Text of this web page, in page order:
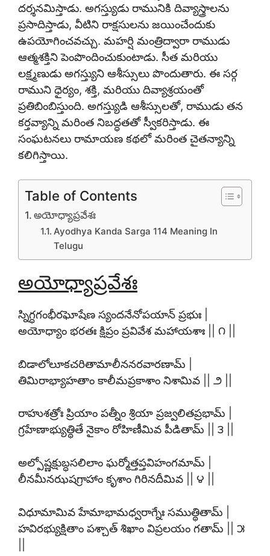
దర్శనమిస్తాడు. అగస్త్యుడు రామునికి దివ్యాస్త్రాలను
ప్రసాదిస్తాడు, వీటిని రాక్షసులను జయించేందుకు
ఉపయోగించవచ్చు. మహర్షి మంత్రిద్వారా రాముడు
ఆత్మశక్తిని పెంపొందించుకుంటాడు. సీత మరియు
లక్ష్మణుడు అగస్త్యుని ఆశీస్సులు పొందుతారు. ఈ సర్గ
రాముని ధైర్యం, శక్తి, మరియు దివ్యాశ్రయంతో
ప్రతిబింబిస్తుంది. అగస్త్యుడి ఆశీస్సులతో, రాముడు తన
కర్తవ్యాన్ని మరింత నిబద్ధతతో స్వీకరిస్తాడు. ఈ
సంఘటనలు రామాయణ కథలో మరింత చైతన్యాన్ని
కలిగిస్తాయి.
Table of Contents
అయోధ్యాప్రవేశః
Ayodhya Kanda Sarga 114 Meaning In
Telugu
అయోధ్యాప్రవేశః
స్నిగ్ధగంభీరఘోషేణ స్యందనేనోపయాన్ ప్రభుః |
అయోధ్యాం భరతః క్షిప్రం ప్రవివేశ మహాయశాః || ౧ ||
బిడాలోలూకచరితామాలీననరవారణామ్ |
తిమిరాభ్యాహతాం కాలీమప్రకాశాం నిశామివ || ౨ ||
రాహుశత్రోః ప్రియాం పత్నీం శ్రియా ప్రజ్వలితప్రభామ్ |
గ్రహేణాభ్యుత్థితే నైకాం రోహిణీమివ పీడితామ్ || ౩ ||
అల్పోష్ణక్షుబ్ధసలిలాం ఘర్మోత్తప్తవిహంగమామ్ |
లీనమీనఝషగ్రాహాం కృశాం గిరినదీమివ || ౪ ||
విధూమామివ హేమాభామధ్వరాగ్నేః సముత్థితామ్ |
హవిరభ్యుక్షితాం పశ్చాత్ శిఖాం విప్రలయం గతామ్ || ౫